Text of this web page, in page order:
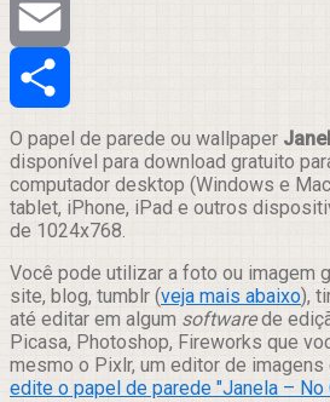
Tumblr
Email
Compartilhar
O papel de parede ou wallpaper
disponível para download gratuito
computador desktop (Windows e
tablet, iPhone, iPad e outros
de 1024x768.
Você pode utilizar a foto ou imagem
site, blog, tumblr (veja mais abaixo),
até editar em algum softwarede
Picasa, Photoshop, Fireworks que
mesmo o Pixlr, um editor de imagens
edite o papel de parede "Janela – No